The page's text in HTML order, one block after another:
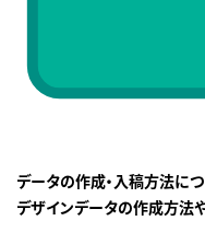
データの作成・入稿方法に
デザインデータの作成方法